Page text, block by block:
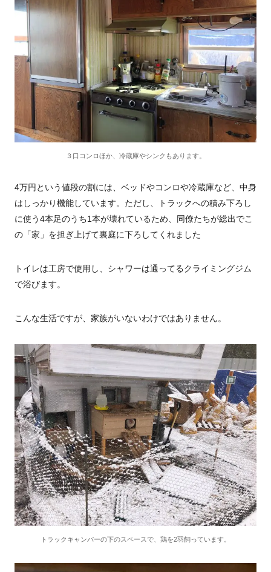
３口コンロほか、冷蔵庫やシンクもあります。
4万円という値段の割には、ベッドやコンロや冷蔵庫など、中身
はしっかり機能しています。ただし、トラックへの積み下ろし
に使う4本足のうち1本が壊れているため、同僚たちが総出でこ
の「家」を担ぎ上げて裏庭に下ろしてくれました
トイレは工房で使用し、シャワーは通ってるクライミングジム
で浴びます。
こんな生活ですが、家族がいないわけではありません。
トラックキャンパーの下のスペースで、鶏を2羽飼っています。